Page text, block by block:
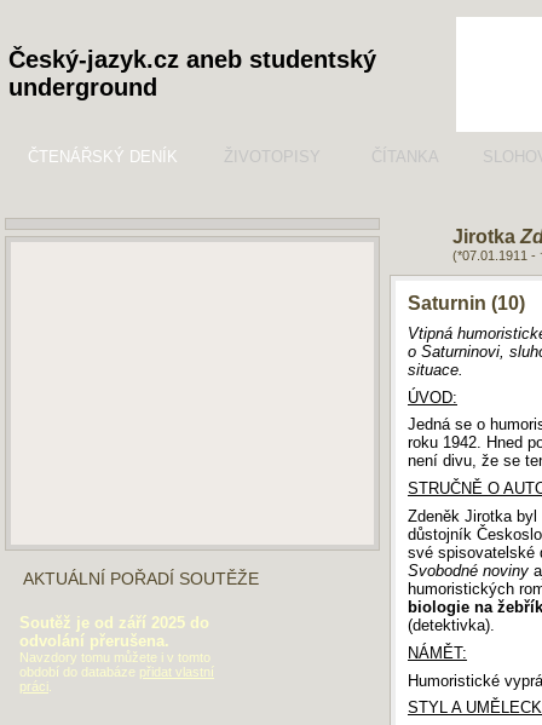
Český-jazyk.cz aneb studentský
underground
ČTENÁŘSKÝ DENÍK ŽIVOTOPISY ČÍTANKA
Jirotka
(*07.01.1911 -
Saturnin (10)
Vtipná
o Saturninovi,
situace.
ÚVOD:
Jedná se o
roku 1942. Hned
není divu, že se
STRUČNĚ O
Zdeněk Jirotka byl
důstojník
své spisovatelské
Svobodné noviny
humoristických
biologie na
(detektivka).
NÁMĚT:
Humoristické
STYL A
AKTUÁLNÍ POŘADÍ SOUTĚŽE
Soutěž je od září 2025 do
odvolání přerušena.
Navzdory tomu můžete i v tomto
období do databáze přidat vlastní
práci.